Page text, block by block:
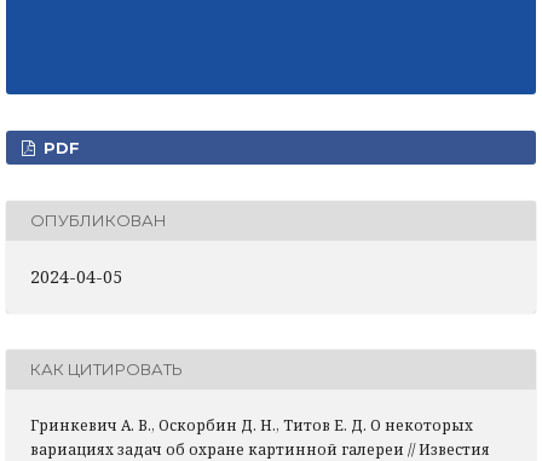
PDF
ОПУБЛИКОВАН
2024-04-05
КАК ЦИТИРОВАТЬ
Гринкевич А. В., Оскорбин Д. Н., Титов Е. Д. О некоторых
вариациях задач об охране картинной галереи // Известия